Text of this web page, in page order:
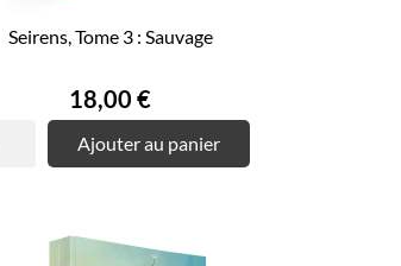
Seirens, Tome 3 : Sauvage
Prix
18,00 €
Ajouter au panier